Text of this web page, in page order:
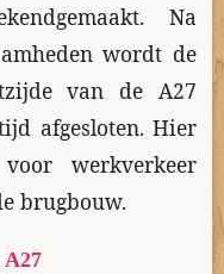
Na
wordt de
van de A27
afgesloten. Hier
werkverkeer
brugbouw.
A27